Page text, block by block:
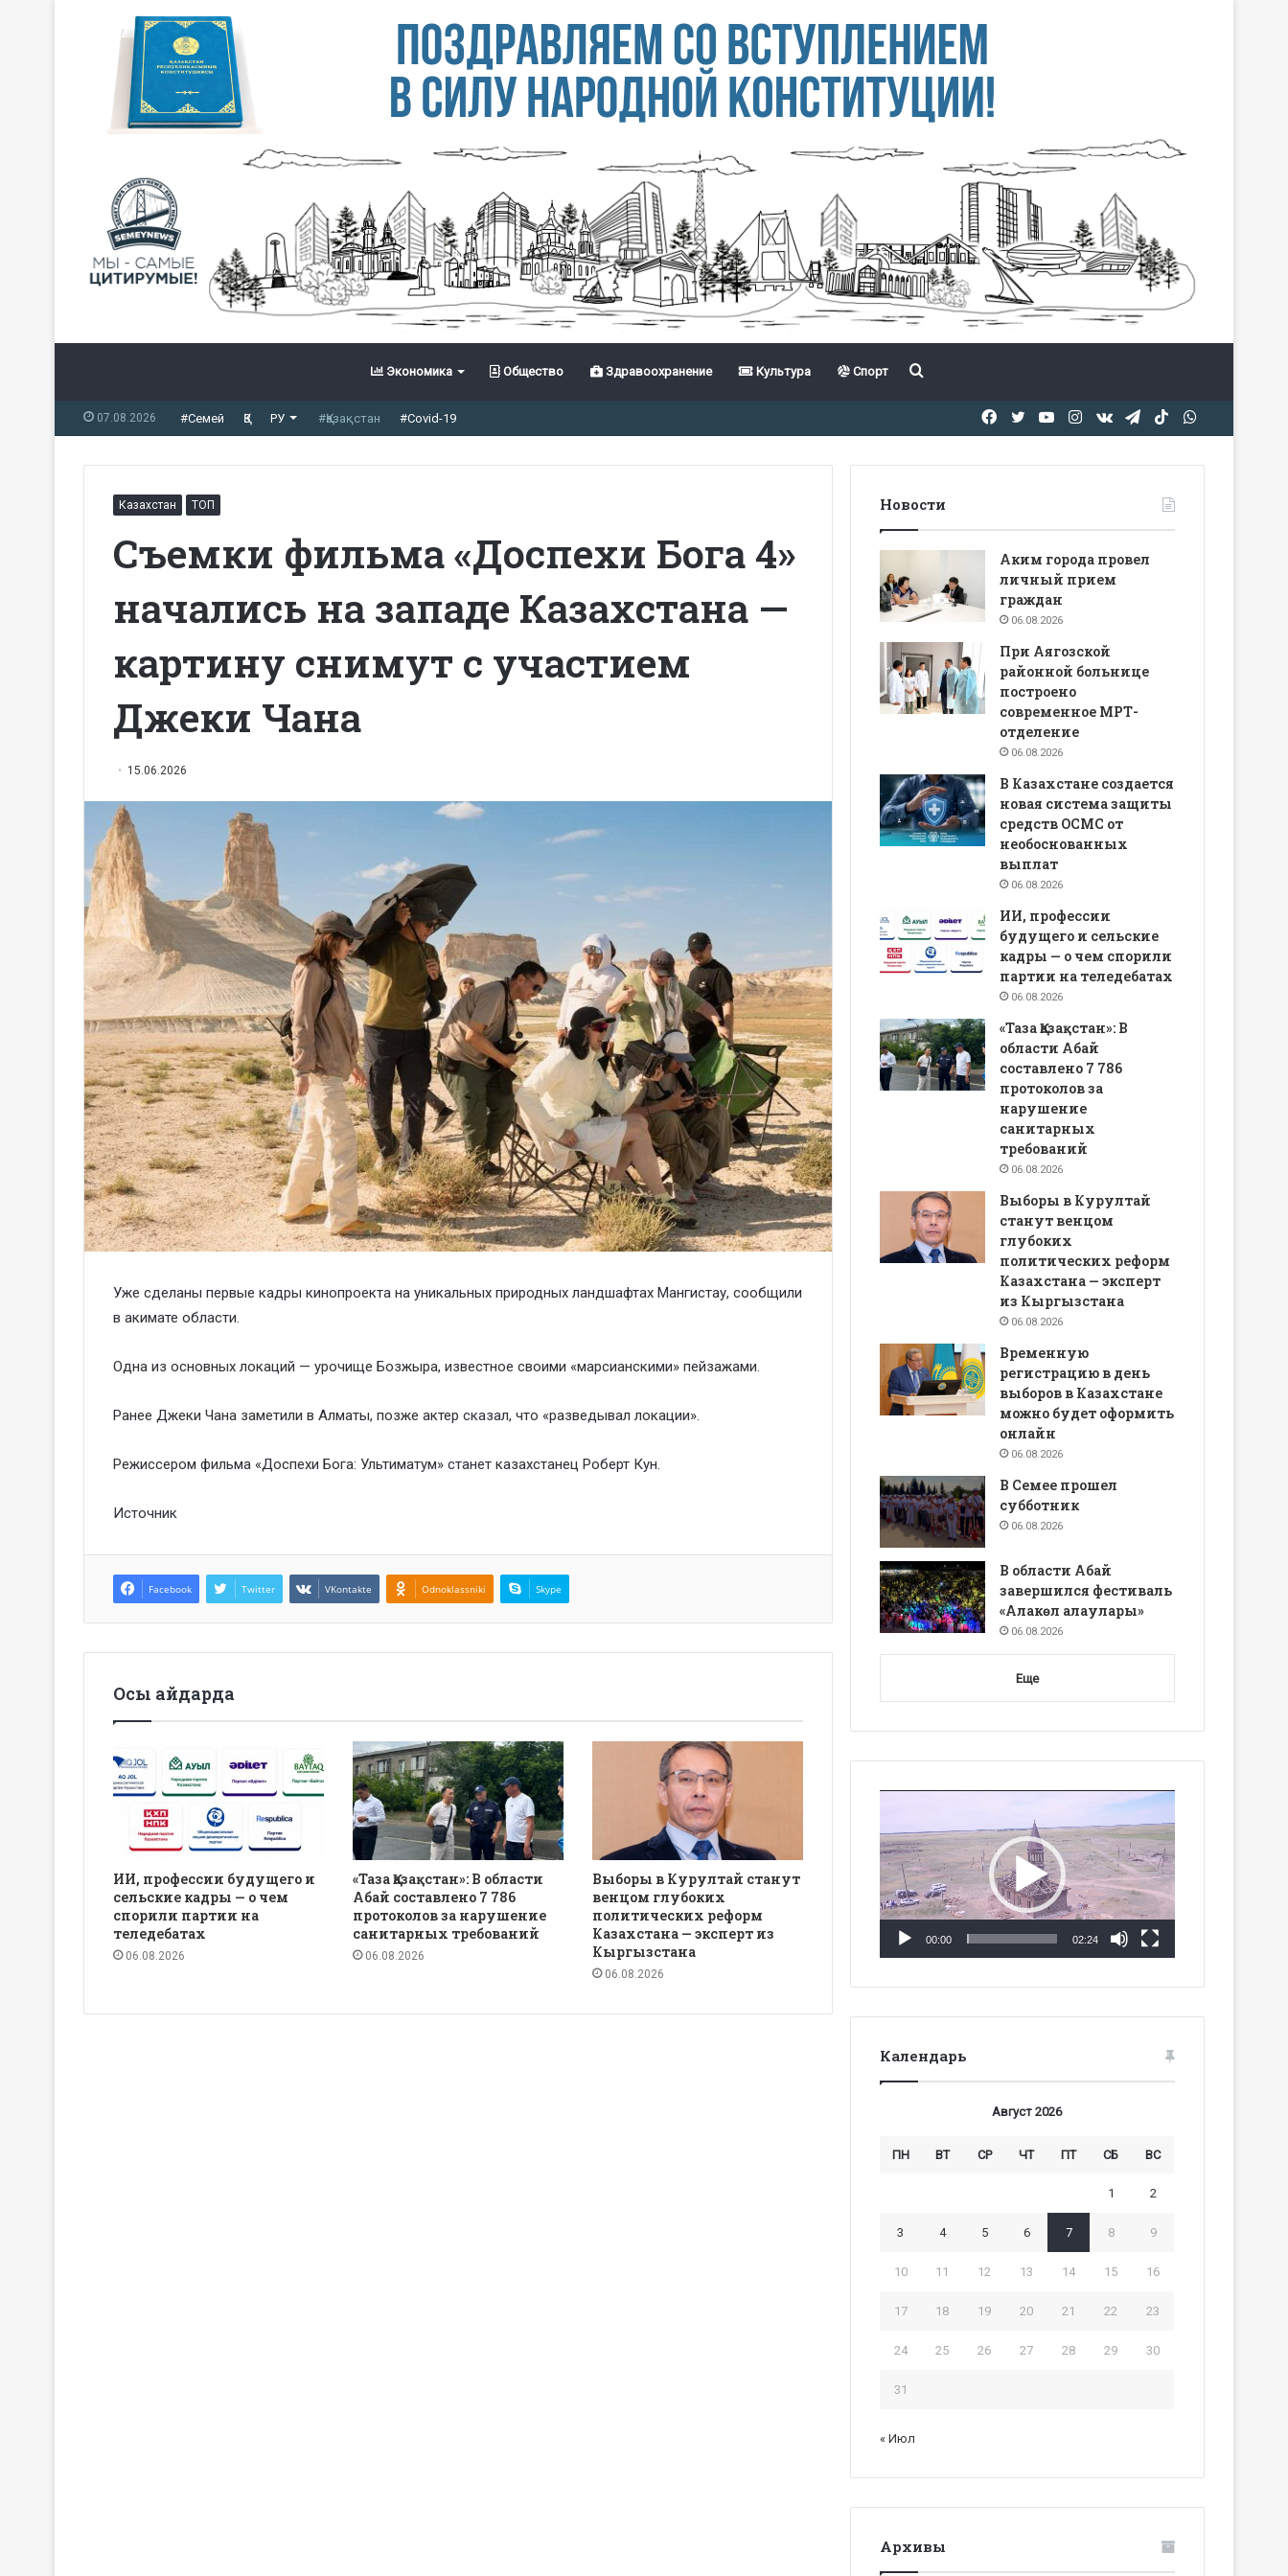
Экономика Общество Здравоохранение Культура Спорт Іздеу
07.08.2026 #Семей ҚЗ РУ #Қазақстан #Covid-19 TikTok
Telegram
vk.com
Instagram
YouTube
Twitter
Facebook
Казахстан ТОП
Съемки фильма «Доспехи Бога 4»
начались на западе Казахстана —
картину снимут с участием
Джеки Чана
15.06.2026
Уже сделаны первые кадры кинопроекта на уникальных природных ландшафтах Мангистау, сообщили
в акимате области.
Одна из основных локаций — урочище Бозжыра, известное своими «марсианскими» пейзажами.
Ранее Джеки Чана заметили в Алматы, позже актер сказал, что «разведывал локации».
Режиссером фильма «Доспехи Бога: Ультиматум» станет казахстанец Роберт Кун.
Источник
Facebook Twitter VKontakte Odnoklassniki Skype
Осы айдарда
ИИ, профессии будущего и
сельские кадры — о чем
спорили партии на
теледебатах
06.08.2026
«Таза Қазақстан»: В области
Абай составлено 7 786
протоколов за нарушение
санитарных требований
06.08.2026
Выборы в Курултай станут
венцом глубоких
политических реформ
Казахстана — эксперт из
Кыргызстана
06.08.2026
Новости
Аким города провел
личный прием
граждан
06.08.2026
При Аягозской
районной больнице
построено
современное МРТ-
отделение
06.08.2026
В Казахстане создается
новая система защиты
средств ОСМС от
необоснованных
выплат
06.08.2026
ИИ, профессии
будущего и сельские
кадры — о чем спорили
партии на теледебатах
06.08.2026
«Таза Қазақстан»: В
области Абай
составлено 7 786
протоколов за
нарушение
санитарных
требований
06.08.2026
Выборы в Курултай
станут венцом
глубоких
политических реформ
Казахстана — эксперт
из Кыргызстана
06.08.2026
Временную
регистрацию в день
выборов в Казахстане
можно будет оформить
онлайн
06.08.2026
В Семее прошел
субботник
06.08.2026
В области Абай
завершился фестиваль
«Алакөл алаулары»
06.08.2026
Еще
00:00 02:24
Календарь
Август 2026
ПН ВТ СР ЧТ ПТ СБ ВС
1 2
3 4 5 6 7 8 9
10 11 12 13 14 15 16
17 18 19 20 21 22 23
24 25 26 27 28 29 30
31
« Июл
Архивы